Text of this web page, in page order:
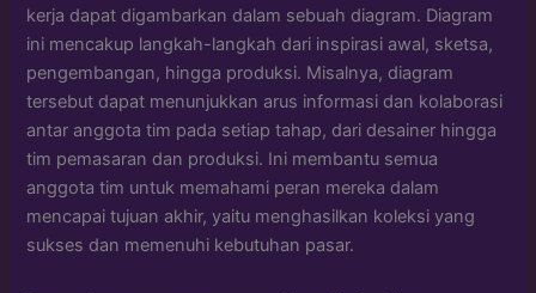
kerja dapat digambarkan dalam sebuah diagram. Diagram
ini mencakup langkah-langkah dari inspirasi awal, sketsa,
pengembangan, hingga produksi. Misalnya, diagram
tersebut dapat menunjukkan arus informasi dan kolaborasi
antar anggota tim pada setiap tahap, dari desainer hingga
tim pemasaran dan produksi. Ini membantu semua
anggota tim untuk memahami peran mereka dalam
mencapai tujuan akhir, yaitu menghasilkan koleksi yang
sukses dan memenuhi kebutuhan pasar.